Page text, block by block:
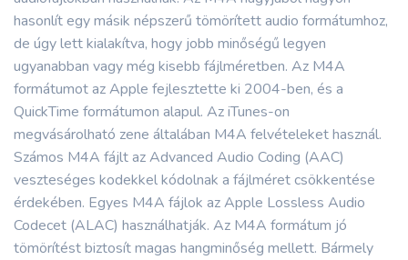
hasonlít egy másik népszerű tömörített audio formátumhoz,
de úgy lett kialakítva, hogy jobb minőségű legyen
ugyanabban vagy még kisebb fájlméretben. Az M4A
formátumot az Apple fejlesztette ki 2004-ben, és a
QuickTime formátumon alapul. Az iTunes-on
megvásárolható zene általában M4A felvételeket használ.
Számos M4A fájlt az Advanced Audio Coding (AAC)
veszteséges kodekkel kódolnak a fájlméret csökkentése
érdekében. Egyes M4A fájlok az Apple Lossless Audio
Codecet (ALAC) használhatják. Az M4A formátum jó
tömörítést biztosít magas hangminőség mellett. Bármely